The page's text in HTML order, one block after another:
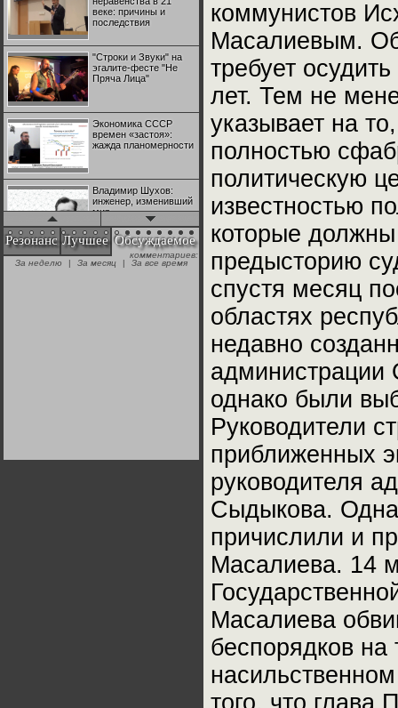
веке: причины и
последствия
"Строки и Звуки" на
эгалите-фесте "Не
Пряча Лица"
Экономика СССР
времен «застоя»:
жажда планомерности
Владимир Шухов:
инженер, изменивший
мир
"Аркадий Коц" на
эгалите-фесте "Не
Резонанс Лучшее Обсуждаемое
комментариев:
За неделю
| За месяц | За все время
коммунистов
Масалиевым.
требует
лет. Тем не
указывает на
полностью
политическую
известностью
которые
предысторию
спустя месяц
областях
недавно
администрации
однако были
Руководители
приближенных
руководителя
Сыдыкова.
причислили и
Масалиева. 14
Масалиева
беспорядков
того, что глава